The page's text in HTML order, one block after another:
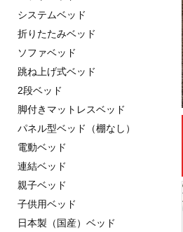
システムベッド
折りたたみベッド
ソファベッド
跳ね上げ式ベッド
2段ベッド
脚付きマットレスベッド
パネル型ベッド（棚なし）
電動ベッド
連結ベッド
親子ベッド
子供用ベッド
日本製（国産）ベッド